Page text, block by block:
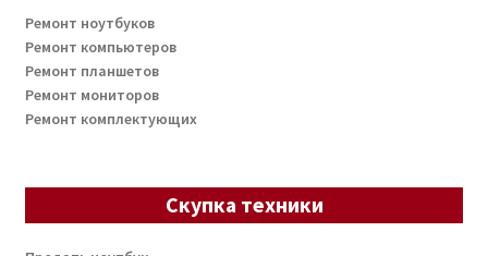
Ремонт ноутбуков
Ремонт компьютеров
Ремонт планшетов
Ремонт мониторов
Ремонт комплектующих
Скупка техники